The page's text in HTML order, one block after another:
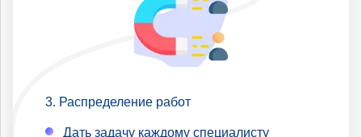
Распределение работ
Дать задачу каждому специалисту